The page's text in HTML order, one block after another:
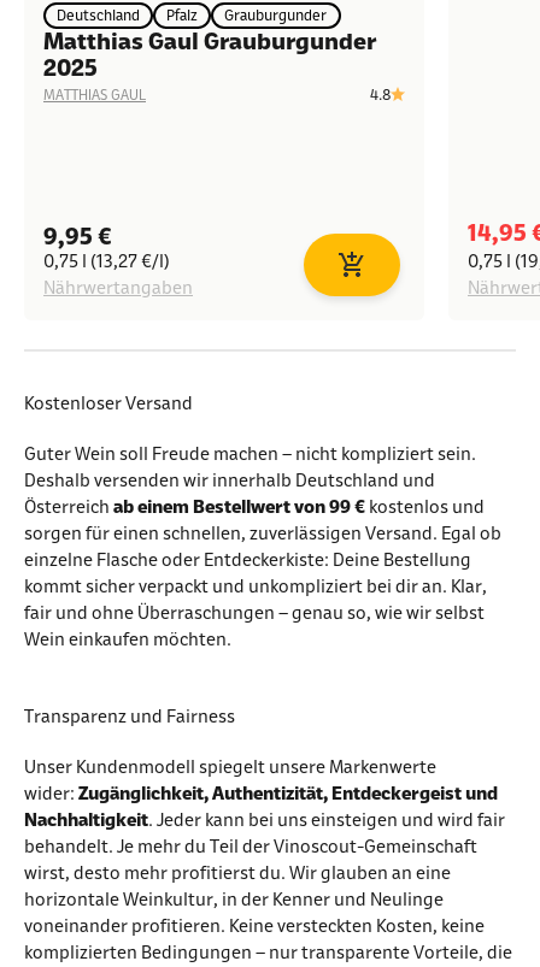
Deutschland Pfalz Grauburgunder
Matthias Gaul Grauburgunder
2025
MATTHIAS GAUL 4.8
Angebot
9,95 €
0,75 l (13,27 €/l)
Nährwertangaben
In den Warenkorb
14,95
0,75 l
Kostenloser Versand
Guter Wein soll Freude machen – nicht kompliziert sein.
Deshalb versenden wir innerhalb Deutschland und
Österreich ab einem Bestellwert von 99 € kostenlos und
sorgen für einen schnellen, zuverlässigen Versand. Egal ob
einzelne Flasche oder Entdeckerkiste: Deine Bestellung
kommt sicher verpackt und unkompliziert bei dir an. Klar,
fair und ohne Überraschungen – genau so, wie wir selbst
Wein einkaufen möchten.
Transparenz und Fairness
Unser Kundenmodell spiegelt unsere Markenwerte
wider: Zugänglichkeit, Authentizität, Entdeckergeist und
Nachhaltigkeit. Jeder kann bei uns einsteigen und wird fair
behandelt. Je mehr du Teil der Vinoscout-Gemeinschaft
wirst, desto mehr profitierst du. Wir glauben an eine
horizontale Weinkultur, in der Kenner und Neulinge
voneinander profitieren. Keine versteckten Kosten, keine
komplizierten Bedingungen – nur transparente Vorteile, die